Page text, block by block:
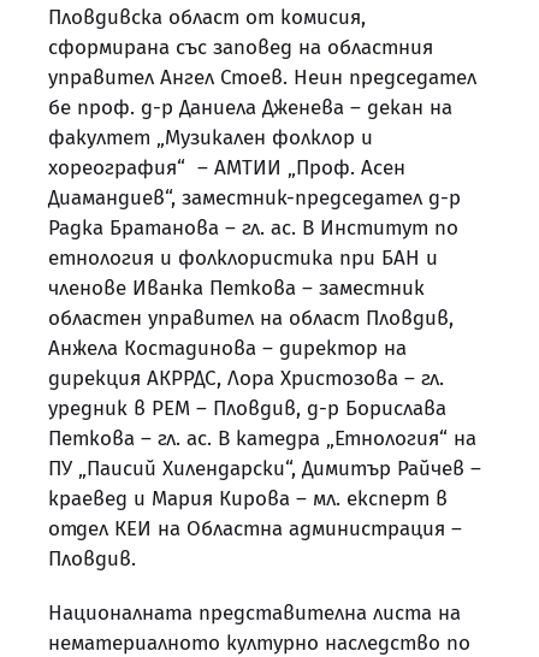
Пловдивска област от комисия,
сформирана със заповед на областния
управител Ангел Стоев. Неин председател
бе проф. д-р Даниела Дженева – декан на
факултет „Музикален фолклор и
хореография“ – АМТИИ „Проф. Асен
Диамандиев“, заместник-председател д-р
Радка Братанова – гл. ас. В Институт по
етнология и фолклористика при БАН и
членове Иванка Петкова – заместник
областен управител на област Пловдив,
Анжела Костадинова – директор на
дирекция АКРРДС, Лора Христозова – гл.
уредник в РЕМ – Пловдив, д-р Борислава
Петкова – гл. ас. В катедра „Етнология“ на
ПУ „Паисий Хилендарски“, Димитър Райчев –
краевед и Мария Кирова – мл. експерт в
отдел КЕИ на Областна администрация –
Пловдив.
Националната представителна листа на
нематериалното културно наследство по